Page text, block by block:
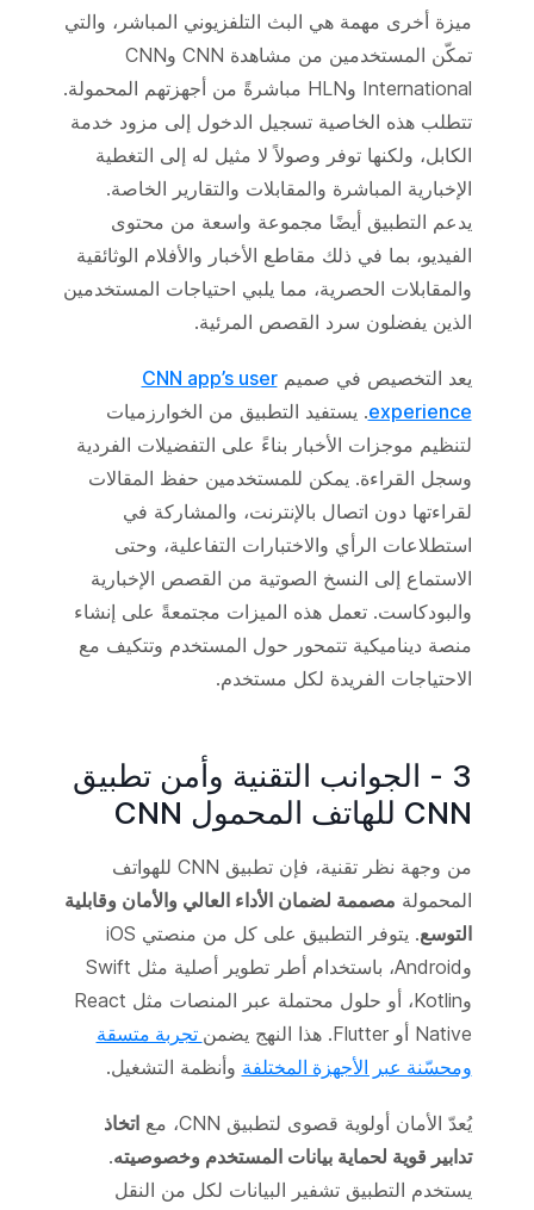
ميزة أخرى مهمة هي البث التلفزيوني المباشر، والتي
تمكّن المستخدمين من مشاهدة CNN وCNN
International وHLN مباشرةً من أجهزتهم المحمولة.
تتطلب هذه الخاصية تسجيل الدخول إلى مزود خدمة
الكابل، ولكنها توفر وصولاً لا مثيل له إلى التغطية
الإخبارية المباشرة والمقابلات والتقارير الخاصة.
يدعم التطبيق أيضًا مجموعة واسعة من محتوى
الفيديو، بما في ذلك مقاطع الأخبار والأفلام الوثائقية
والمقابلات الحصرية، مما يلبي احتياجات المستخدمين
الذين يفضلون سرد القصص المرئية.
يعد التخصيص في صميمCNN app’s user
experience. يستفيد التطبيق من الخوارزميات
لتنظيم موجزات الأخبار بناءً على التفضيلات الفردية
وسجل القراءة. يمكن للمستخدمين حفظ المقالات
لقراءتها دون اتصال بالإنترنت، والمشاركة في
استطلاعات الرأي والاختبارات التفاعلية، وحتى
الاستماع إلى النسخ الصوتية من القصص الإخبارية
والبودكاست. تعمل هذه الميزات مجتمعةً على إنشاء
منصة ديناميكية تتمحور حول المستخدم وتتكيف مع
الاحتياجات الفريدة لكل مستخدم.
3 - الجوانب التقنية وأمن تطبيق
CNN للهاتف المحمول CNN
من وجهة نظر تقنية، فإن تطبيق CNN للهواتف
المحمولة مصممة لضمان الأداء العالي والأمان وقابلية
التوسع
. يتوفر التطبيق على كل من منصتي iOS
وAndroid، باستخدام أطر تطوير أصلية مثل Swift
وKotlin، أو حلول محتملة عبر المنصات مثل React
Native أو Flutter. هذا النهج يضمن
تجربة متسقة
ومحسّنة عبر الأجهزة المختلفة وأنظمة التشغيل.
يُعدّ الأمان أولوية قصوى لتطبيق CNN، مع
اتخاذ
تدابير قوية لحماية بيانات المستخدم وخصوصيته.
يستخدم التطبيق تشفير البيانات لكل من النقل